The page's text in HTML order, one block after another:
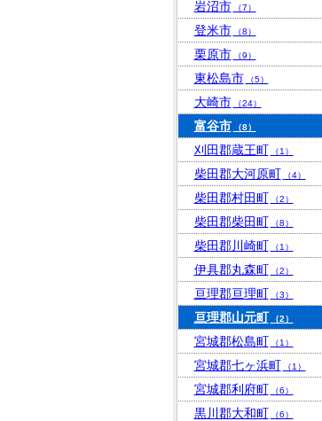
岩沼市 （7）
登米市 （8）
栗原市 （9）
東松島市 （5）
大崎市 （24）
富谷市 （8）
刈田郡蔵王町 （1）
柴田郡大河原町 （4）
柴田郡村田町 （2）
柴田郡柴田町 （8）
柴田郡川崎町 （1）
伊具郡丸森町 （2）
亘理郡亘理町 （3）
亘理郡山元町 （2）
宮城郡松島町 （1）
宮城郡七ヶ浜町 （1）
宮城郡利府町 （6）
黒川郡大和町 （6）